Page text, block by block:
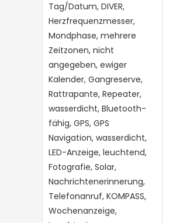
Tag/Datum, DIVER,
Herzfrequenzmesser,
Mondphase, mehrere
Zeitzonen, nicht
angegeben, ewiger
Kalender, Gangreserve,
Rattrapante, Repeater,
wasserdicht, Bluetooth-
fähig, GPS, GPS
Navigation, wasserdicht,
LED-Anzeige, leuchtend,
Fotografie, Solar,
Nachrichtenerinnerung,
Telefonanruf, KOMPASS,
Wochenanzeige,